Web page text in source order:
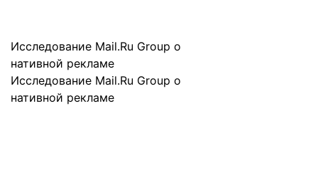
Исследование Mail.Ru Group о
нативной рекламе
Исследование Mail.Ru Group о
нативной рекламе